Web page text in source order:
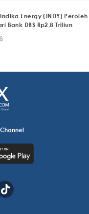
Energy (INDY) Peroleh
Bank DBS Rp2,8 Triliun